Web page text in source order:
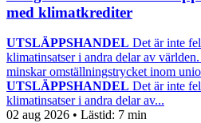
med klimatkrediter
UTSLÄPPSHANDEL Det är inte
klimatinsatser i andra delar av
minskar omställningstrycket inom
UTSLÄPPSHANDEL Det är inte
klimatinsatser i andra delar av...
02 aug 2026 • Lästid: 7 min